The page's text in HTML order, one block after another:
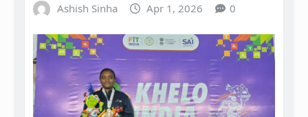
Ashish Sinha Apr 1, 2026 0